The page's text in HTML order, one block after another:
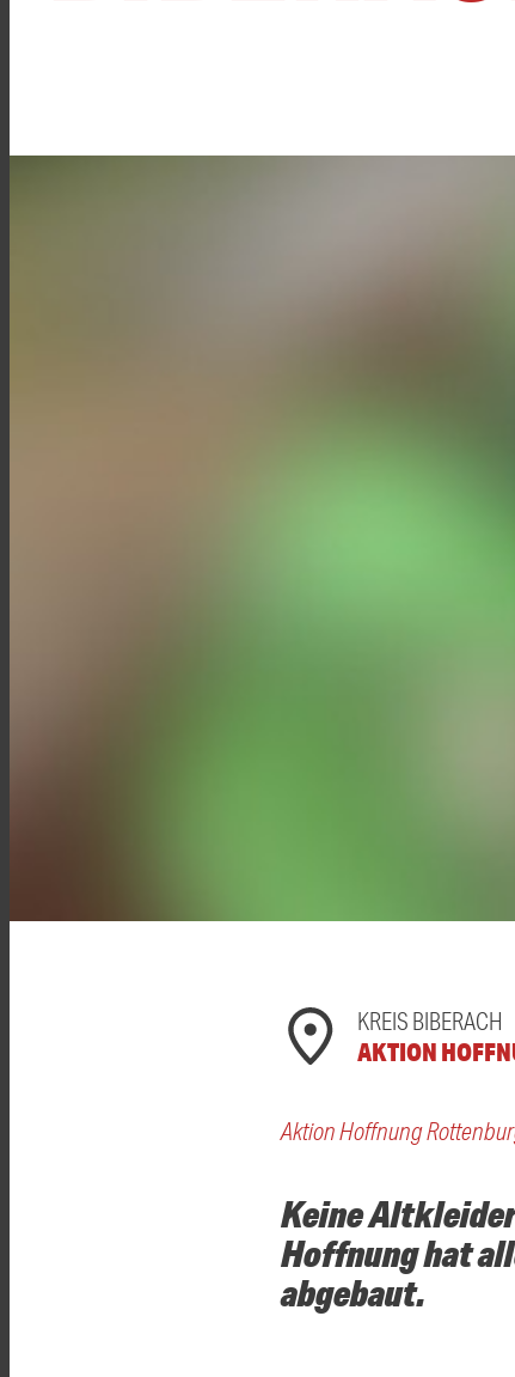
KREIS BIBERACH
AKTION
Aktion Hoffnung
Keine
Hoffnung hat
abgebaut.